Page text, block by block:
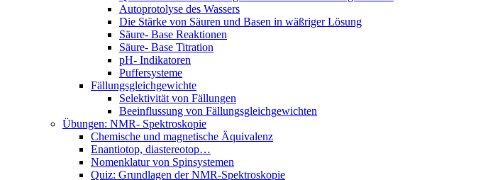
Autoprotolyse des Wassers
Die Stärke von Säuren und Basen in wäßriger Lösung
Säure- Base Reaktionen
Säure- Base Titration
pH- Indikatoren
Puffersysteme
Fällungsgleichgewichte
Selektivität von Fällungen
Beeinflussung von Fällungsgleichgewichten
Übungen: NMR- Spektroskopie
Chemische und magnetische Äquivalenz
Enantiotop, diastereotop…
Nomenklatur von Spinsystemen
Quiz: Grundlagen der NMR-Spektroskopie